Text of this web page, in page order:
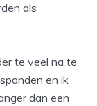
als
te veel na te
en ik
dan een